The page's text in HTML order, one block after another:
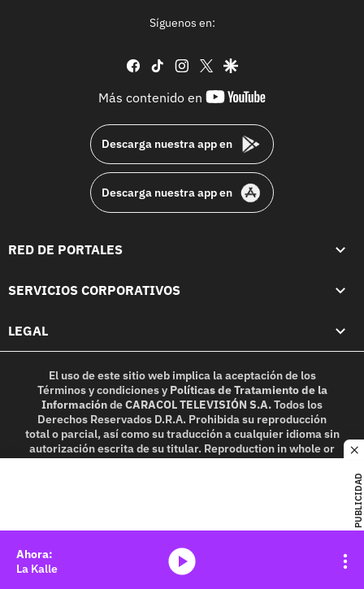
PUBLICIDAD
Síguenos en:
facebook
tiktok instagram
twittergoogle
Más contenido en
youtube-
Descarga nuestra app en
Descarga nuestra app en
RED DE PORTALES
SERVICIOS CORPORATIVOS
LEGAL
El uso de este sitio web implica la aceptación de los
Términos y condicionesy Políticas de Tratamiento de la
InformacióndeCARACOL TELEVISIÓN S.A.Todos los
Derechos Reservados D.R.A. Prohibida su reproducción
total o parcial, así como su traducción a cualquier idioma sin
autorización escrita de su titular. Reproduction in whole or
La Kalle